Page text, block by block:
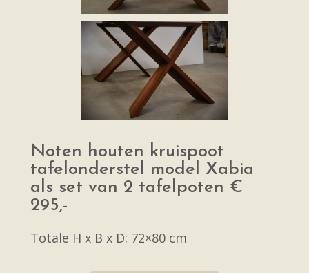
Noten houten kruispoot
tafelonderstel model Xabia
als set van 2 tafelpoten €
295,-
Totale H x B x D: 72×80 cm